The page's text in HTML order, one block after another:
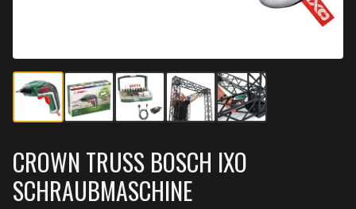
CROWN TRUSS BOSCH IXO
SCHRAUBMASCHINE